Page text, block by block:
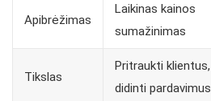
Apibrėžimas
Laikinas kainos
sumažinimas
Tikslas
Pritraukti klientus,
didinti pardavimus